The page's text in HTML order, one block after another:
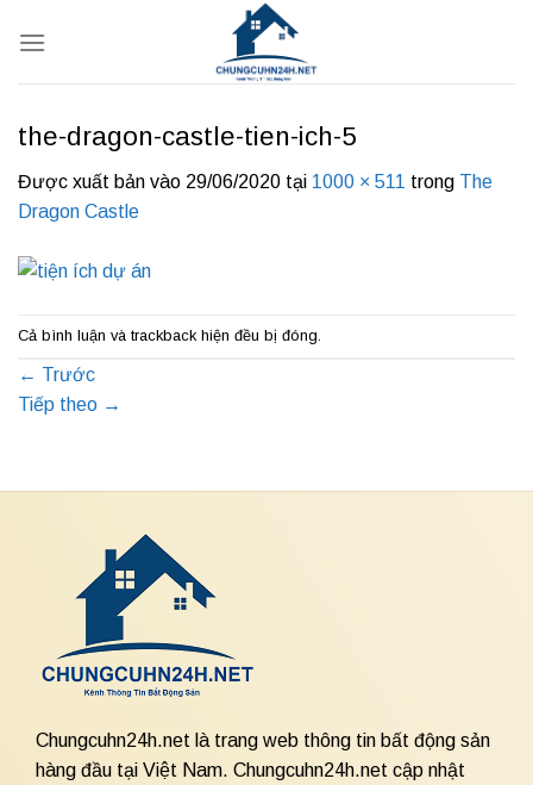
qua
the-dragon-castle-tien-ich-5
Được xuất bản vào 29/06/2020 tại 1000 × 511 trong The
Dragon Castle
Cả bình luận và trackback hiện đều bị đóng.
← Trước
Tiếp theo →
Chungcuhn24h.net là trang web thông tin bất động sản
hàng đầu tại Việt Nam. Chungcuhn24h.net cập nhật